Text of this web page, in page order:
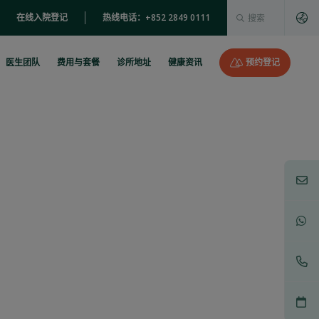
在线入院登记 热线电话：+852 2849 0111
医生团队
费用与套餐 诊所地址 健康资讯 预约登记